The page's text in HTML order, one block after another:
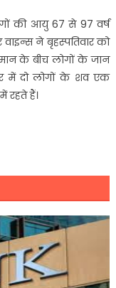
की आयु 67 से 97 वर्ष
ने बृहस्पतिवार को
के बीच लोगों के जान
में दो लोगों के शव एक
रहते हैं।